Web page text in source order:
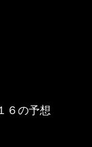
６の予想